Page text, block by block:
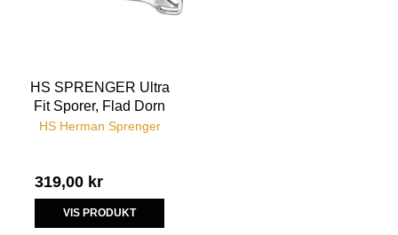
HS SPRENGER Ultra
Fit Sporer, Flad Dorn
HS Herman Sprenger
319,00 kr
VIS PRODUKT